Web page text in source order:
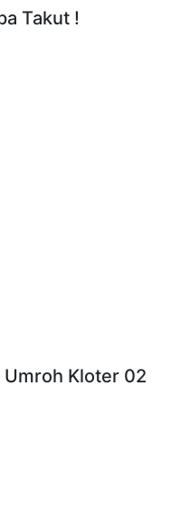
Takut !
Kloter 02